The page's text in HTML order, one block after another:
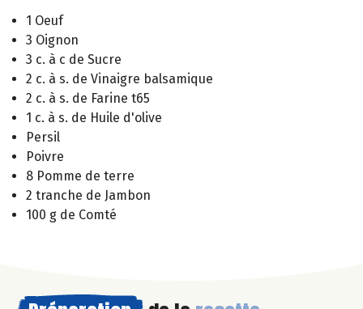
1 Oeuf
3 Oignon
3 c. à c de Sucre
2 c. à s. de Vinaigre balsamique
2 c. à s. de Farine t65
1 c. à s. de Huile d'olive
Persil
Poivre
8 Pomme de terre
2 tranche de Jambon
100 g de Comté